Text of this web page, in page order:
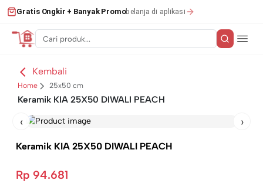
Gratis Ongkir + Banyak Promobelanja di aplikasi
Kembali
Home 25x50 cm
Keramik KIA 25X50 DIWALI PEACH
‹ ›
Keramik KIA 25X50 DIWALI PEACH
Rp 94.681